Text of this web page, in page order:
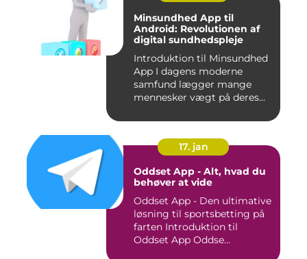
Minsundhed App til
Android: Revolutionen af
digital sundhedspleje
Introduktion til Minsundhed
App I dagens moderne
samfund lægger mange
mennesker vægt på deres
17. jan
Oddset App - Alt, hvad du
behøver at vide
Oddset App - Den ultimative
løsning til sportsbetting på
farten Introduktion til
Oddset App Oddse...